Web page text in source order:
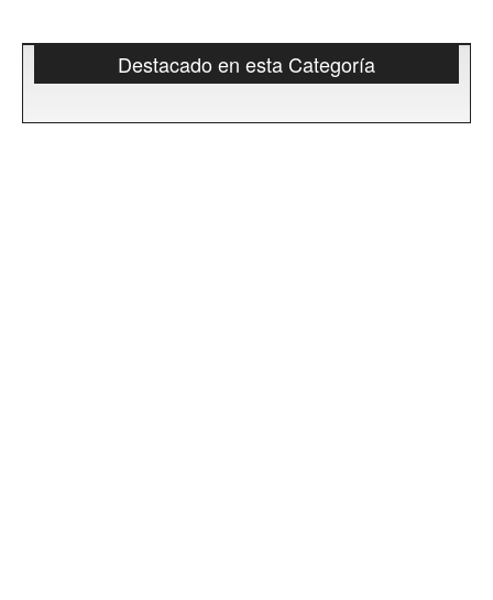
Destacado en esta Categoría